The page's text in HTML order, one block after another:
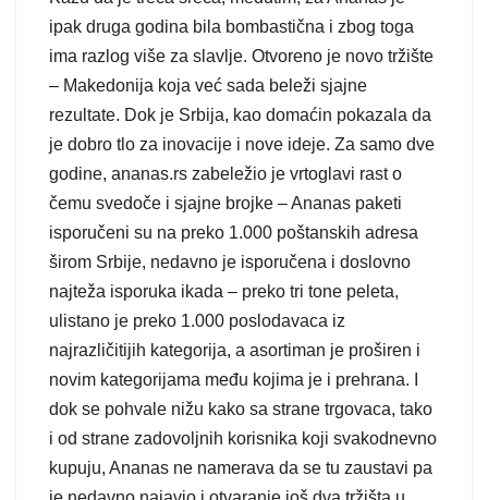
ipak druga godina bila bombastična i zbog toga
ima razlog više za slavlje. Otvoreno je novo tržište
– Makedonija koja već sada beleži sjajne
rezultate. Dok je Srbija, kao domaćin pokazala da
je dobro tlo za inovacije i nove ideje. Za samo dve
godine, ananas.rs zabeležio je vrtoglavi rast o
čemu svedoče i sjajne brojke – Ananas paketi
isporučeni su na preko 1.000 poštanskih adresa
širom Srbije, nedavno je isporučena i doslovno
najteža isporuka ikada – preko tri tone peleta,
ulistano je preko 1.000 poslodavaca iz
najrazličitijih kategorija, a asortiman je proširen i
novim kategorijama među kojima je i prehrana. I
dok se pohvale nižu kako sa strane trgovaca, tako
i od strane zadovoljnih korisnika koji svakodnevno
kupuju, Ananas ne namerava da se tu zaustavi pa